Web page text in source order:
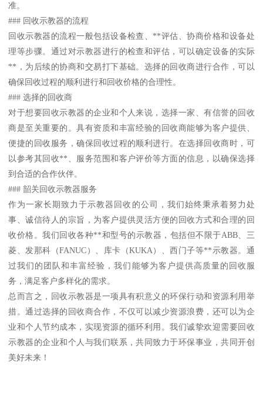
准。
### 回收示教器的流程
回收示教器的流程一般包括设备检查、**评估、协商价格和设备处
理等步骤。通过对示教器进行的检查和评估，可以确定设备的实际
**，为后续的协商和交易打下基础。选择的回收商进行合作，可以
确保回收过程的顺利进行和回收价格的合理性。
### 选择的回收商
对于想要回收示教器的企业和个人来说，选择一家、有信誉的回收
商是至关重要的。具有资质和丰富经验的回收商能够为客户提供、
便捷的回收服务，确保回收过程的顺利进行。在选择回收商时，可
以参考其回收**、服务范围和客户评价等方面的信息，以确保选择
到合适的合作伙伴。
### 韶关回收示教器服务
作为一家长期致力于示教器回收的公司，我们始终秉承着努力处
事、诚信待人的宗旨，为客户提供灵活方便的回收方式和合理的回
收价格。我们回收各种**和型号的示教器，包括但不限于ABB、三
菱、发那科（FANUC）、库卡（KUKA）、西门子等**示教器。通
过我们的团队和丰富经验，我们能够为客户提供高质量的回收服
务，满足客户多样化的需求。
总而言之，回收示教器是一项具有积意义的环保行动和资源利用举
措。通过选择的回收商合作，不仅可以减少资源浪费，还可以为企
业和个人节约成本，实现资源的循环利用。我们诚挚欢迎需要回收
示教器的企业和个人与我们联系，共同致力于环保事业，共同开创
美好未来！